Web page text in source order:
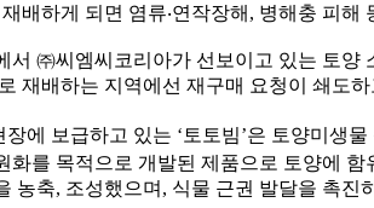
배하게 되면 염류‧연작장해, 병해충 피
서 ㈜씨엠씨코리아가 선보이고 있는 토양
재배하는 지역에선 재구매 요청이 쇄도하
에 보급하고 있는 ‘토토빔’은 토양미생
화를 목적으로 개발된 제품으로 토양에
농축, 조성했으며, 식물 근권 발달을 촉진